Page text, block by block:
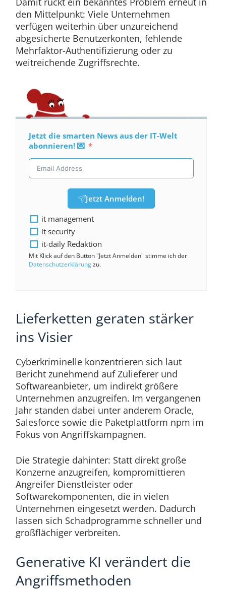
den Mittelpunkt: Viele Unternehmen
verfügen weiterhin über unzureichend
abgesicherte Benutzerkonten, fehlende
Mehrfaktor-Authentifizierung oder zu
weitreichende Zugriffsrechte.
Jetzt die smarten News aus der IT-Welt
abonnieren! 💌
Jetzt Anmelden!
it management
it security
it-daily Redaktion
Mit Klick auf den Button "Jetzt Anmelden" stimme ich der
Datenschutzerklärungzu.
Lieferketten geraten stärker
ins Visier
Cyberkriminelle konzentrieren sich laut
Bericht zunehmend auf Zulieferer und
Softwareanbieter, um indirekt größere
Unternehmen anzugreifen. Im vergangenen
Jahr standen dabei unter anderem Oracle,
Salesforce sowie die Paketplattform npm im
Fokus von Angriffskampagnen.
Die Strategie dahinter: Statt direkt große
Konzerne anzugreifen, kompromittieren
Angreifer Dienstleister oder
Softwarekomponenten, die in vielen
Unternehmen eingesetzt werden. Dadurch
lassen sich Schadprogramme schneller und
großflächiger verbreiten.
Generative KI verändert die
Angriffsmethoden